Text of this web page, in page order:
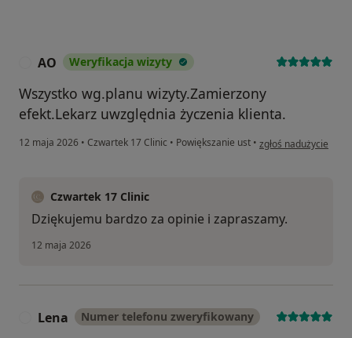
AO Weryfikacja wizyty
Wszystko wg.planu wizyty.Zamierzony
efekt.Lekarz uwzględnia życzenia klienta.
12 maja 2026 • Czwartek 17 Clinic • Powiększanie ust • w opinii użytkownika
zgłoś nadużycie
Czwartek 17 Clinic
Dziękujemu bardzo za opinie i zapraszamy.
12 maja 2026
Lena Numer telefonu zweryfikowany